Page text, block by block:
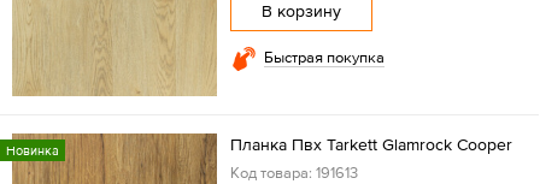
В корзину
Быстрая покупка
Новинка Планка Пвх Tarkett Glamrock Cooper
Код товара: 191613